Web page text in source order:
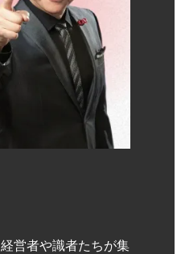
営者や識者たちが集